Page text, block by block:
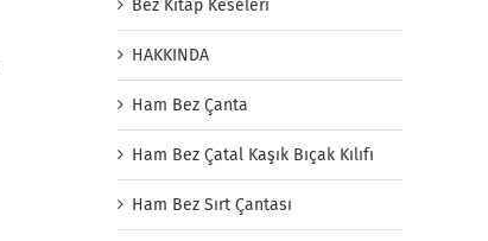
Bez Kitap Keseleri
HAKKINDA
Ham Bez Çanta
Ham Bez Çatal Kaşık Bıçak Kılıfı
Ham Bez Sırt Çantası